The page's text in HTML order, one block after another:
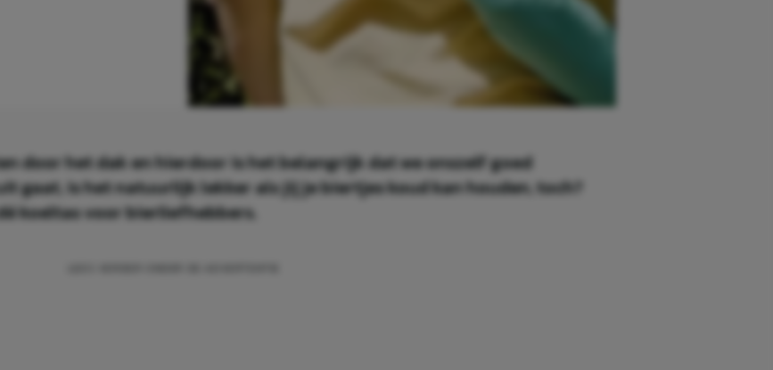
door het dak en hierdoor is het belangrijk dat we onszelf goed
gaat, is het natuurlijk lekker als jij je biertjes koud kan houden, toch?
koeltas voor bierliefhebbers.